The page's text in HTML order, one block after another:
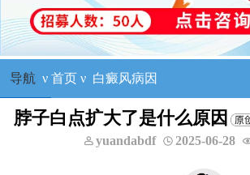
导航 ν 首页ν 白癜风病因
脖子白点扩大了是什么原因
yuandabdf 2025-06-28